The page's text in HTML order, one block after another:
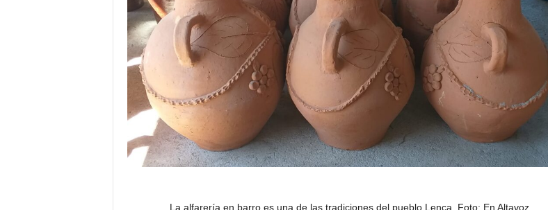
La alfarería en barro es una de las tradiciones del pueblo Lenca. Foto: En Altavoz